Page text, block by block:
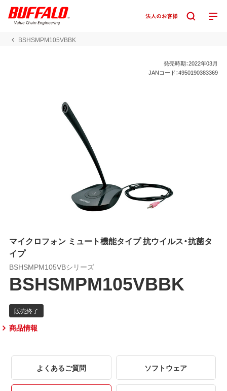
BSHSMPM105VBBK
発売時期：2022年03月
JANコード：4950190383369
マイクロフォン ミュート機能タイプ 抗ウイルス・抗菌タ
イプ
BSHSMPM105VBシリーズ
BSHSMPM105VBBK
商品情報
よくあるご質問 ソフトウェア